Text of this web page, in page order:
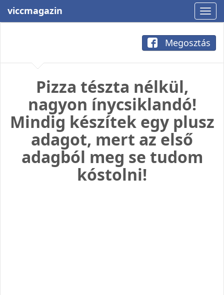
viccmagazin
Megosztás
Pizza tészta nélkül,
nagyon ínycsiklandó!
Mindig készítek egy plusz
adagot, mert az első
adagból meg se tudom
kóstolni!